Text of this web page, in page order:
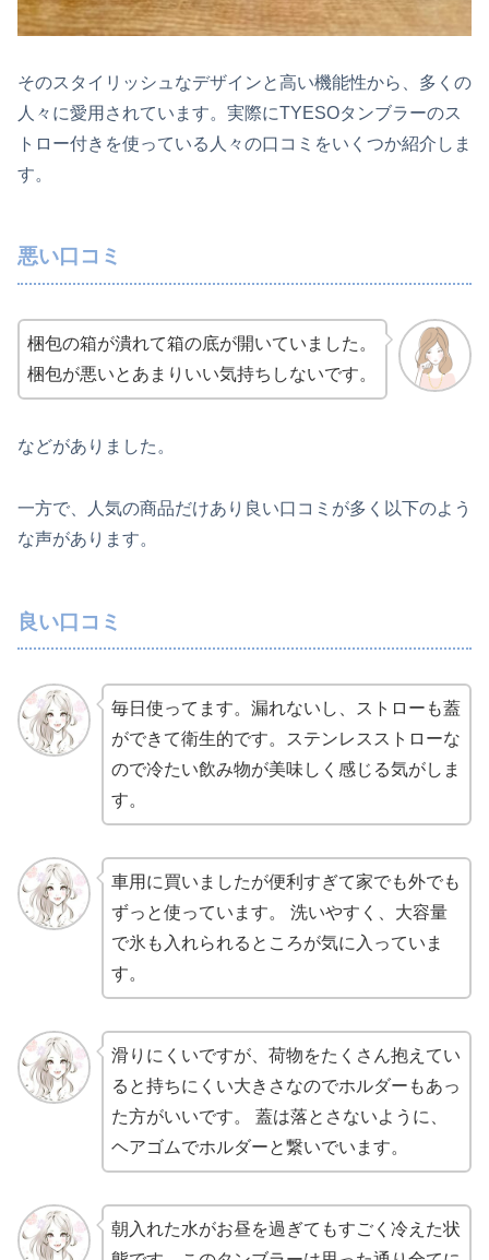
そのスタイリッシュなデザインと高い機能性から、多くの
人々に愛用されています。実際にTYESOタンブラーのス
トロー付きを使っている人々の口コミをいくつか紹介しま
す。
悪い口コミ
梱包の箱が潰れて箱の底が開いていました。
梱包が悪いとあまりいい気持ちしないです。
などがありました。
一方で、人気の商品だけあり良い口コミが多く以下のよう
な声があります。
良い口コミ
毎日使ってます。漏れないし、ストローも蓋
ができて衛生的です。ステンレスストローな
ので冷たい飲み物が美味しく感じる気がしま
す。
車用に買いましたが便利すぎて家でも外でも
ずっと使っています。 洗いやすく、大容量
で氷も入れられるところが気に入っていま
す。
滑りにくいですが、荷物をたくさん抱えてい
ると持ちにくい大きさなのでホルダーもあっ
た方がいいです。 蓋は落とさないように、
ヘアゴムでホルダーと繋いでいます。
朝入れた水がお昼を過ぎてもすごく冷えた状